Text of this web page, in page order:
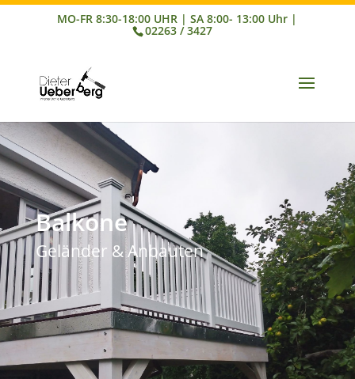
02263 / 3427
Balkone
Geländer & Anbauten